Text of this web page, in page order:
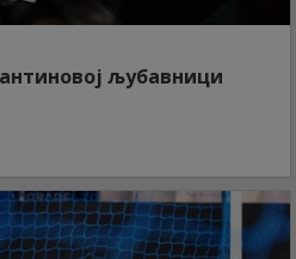
љубавници